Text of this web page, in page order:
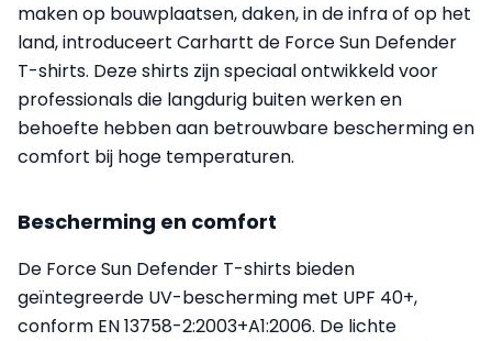
maken op bouwplaatsen, daken, in de infra of op het
land, introduceert Carhartt de Force Sun Defender
T-shirts. Deze shirts zijn speciaal ontwikkeld voor
professionals die langdurig buiten werken en
behoefte hebben aan betrouwbare bescherming en
comfort bij hoge temperaturen.
Bescherming en comfort
De Force Sun Defender T-shirts bieden
geïntegreerde UV-bescherming met UPF 40+,
conform EN 13758-2:2003+A1:2006. De lichte